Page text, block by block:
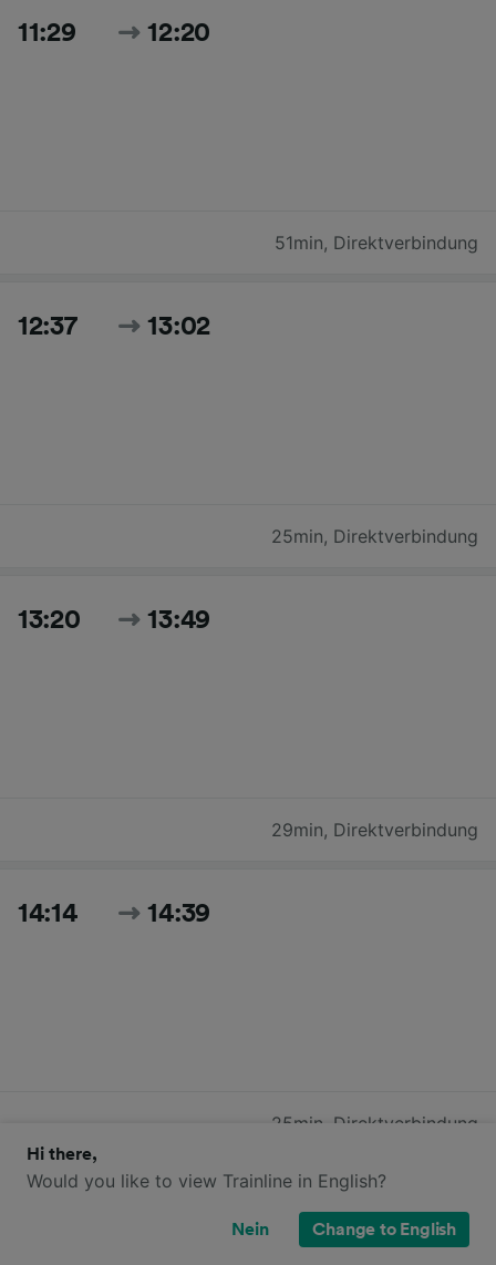
11:29 12:20
51min, Direktverbindung
12:37 13:02
25min, Direktverbindung
13:20 13:49
29min, Direktverbindung
14:14 14:39
25min Direktverbindung
Hi there,
Would you like to view Trainline in English?
Nein Change to English